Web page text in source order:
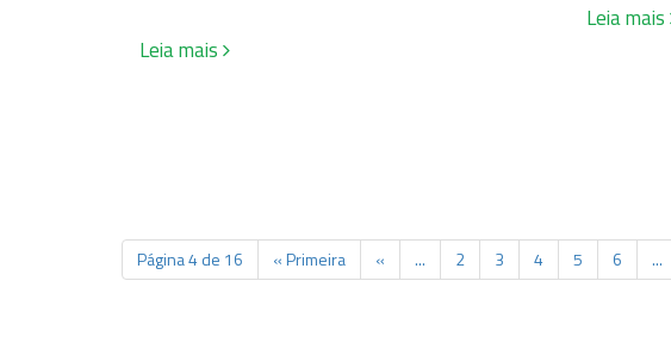
Leia mais
Leia mais
Página 4 de 16 « Primeira « ... 2 3 4 5 6
...